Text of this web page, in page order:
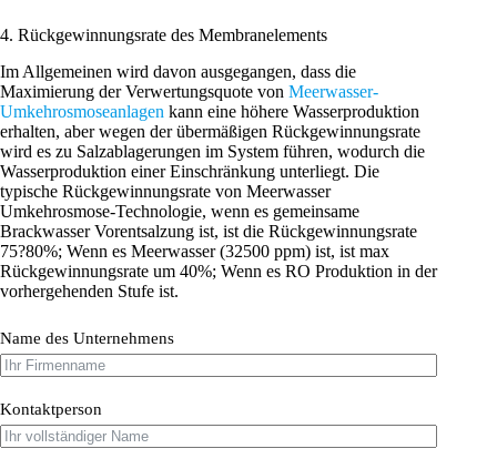
4. Rückgewinnungsrate des Membranelements
Im Allgemeinen wird davon ausgegangen, dass die
Maximierung der Verwertungsquote von Meerwasser-
Umkehrosmoseanlagen kann eine höhere Wasserproduktion
erhalten, aber wegen der übermäßigen Rückgewinnungsrate
wird es zu Salzablagerungen im System führen, wodurch die
Wasserproduktion einer Einschränkung unterliegt. Die
typische Rückgewinnungsrate von Meerwasser
Umkehrosmose-Technologie, wenn es gemeinsame
Brackwasser Vorentsalzung ist, ist die Rückgewinnungsrate
75?80%; Wenn es Meerwasser (32500 ppm) ist, ist max
Rückgewinnungsrate um 40%; Wenn es RO Produktion in der
vorhergehenden Stufe ist.
Name des Unternehmens
Kontaktperson